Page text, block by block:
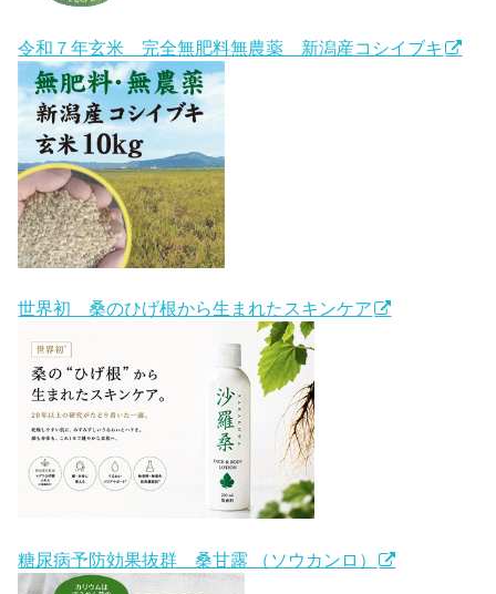
令和７年玄米 完全無肥料無農薬 新潟産コシイブキ
世界初 桑のひげ根から生まれたスキンケア
糖尿病予防効果抜群 桑甘露 （ソウカンロ）